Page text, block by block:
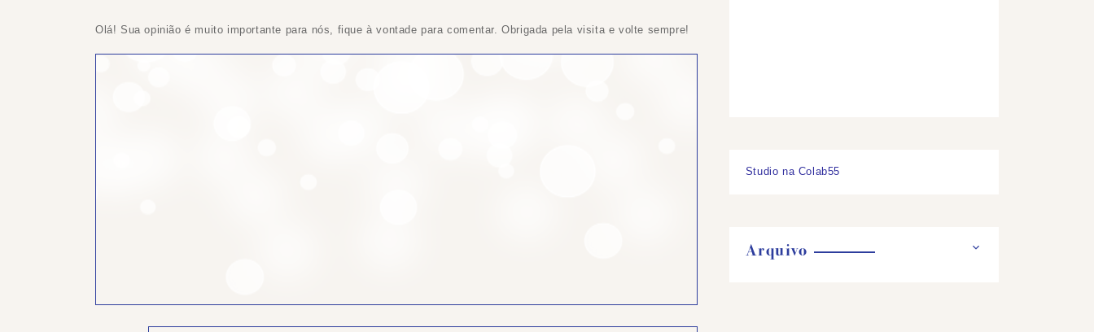
Olá! Sua opinião é muito importante para nós, fique à vontade para comentar. Obrigada pela visita e volte sempre!
Studio na Colab55
Arquivo